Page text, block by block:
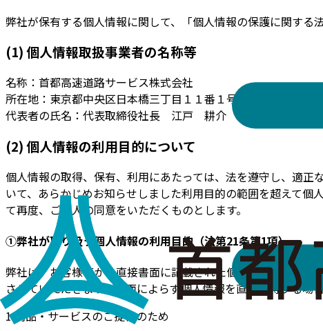
弊社が保有する個人情報に関して、「個人情報の保護に関する
(1) 個人情報取扱事業者の名称等
名称：首都高速道路サービス株式会社
所在地：東京都中央区日本橋三丁目１１番１号
代表者の氏名：代表取締役社長
江戸 耕介
(2) 個人情報の利用目的について
個人情報の取得、保有、利用にあたっては、法を遵守し、適
いて、あらかじめお知らせしました利用目的の範囲を超えて
て再度、ご本人の同意をいただくものとします。
①弊社が取り扱う個人情報の利用目的（法第21条第1項）
弊社は、お客様等から直接書面に記載された個人情報を取得
させていただきます。書面によらず個人情報を直接取得する
1.商品・サービスのご提供のため